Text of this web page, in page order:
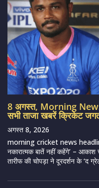
8 अगस्त, Morning
सभी ताजा खबरें क्रिकेट
अगस्त 8, 2026
morning cricket news
नकारात्मक बातें नहीं कहेंगे’ –
तारीफ की चोपड़ा ने दूरदर्शन के ‘द